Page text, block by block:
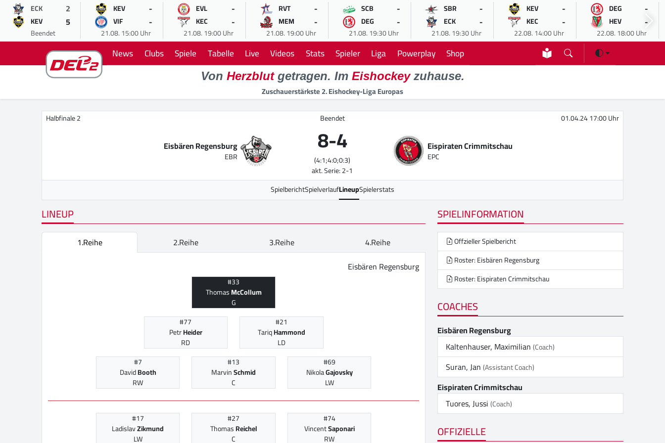
ECK 2
KEV 5
Beendet
KEV -
VIF -
21.08. 15:00 Uhr
EVL -
KEC -
21.08. 19:00 Uhr
RVT -
MEM -
21.08. 19:00 Uhr
SCB -
DEG -
21.08. 19:30 Uhr
SBR -
ECK -
21.08. 19:30 Uhr
KEV -
KEC -
22.08. 14:00 Uhr
DEG -
HEV -
22.08. 18:00 Uhr
News Clubs Spiele Tabelle Live Videos Stats Spieler Liga Powerplay Shop
Von Herzblutgetragen. Im Eishockeyzuhause.
Zuschauerstärkste 2. Eishockey-Liga Europas
Halbfinale 2 Beendet 01.04.24 17:00 Uhr
Eisbären Regensburg
EBR 8-4
(4:1;4:0;0:3)
akt. Serie: 2-1
Eispiraten Crimmitschau
EPC
SpielberichtSpielverlaufLineupSpielerstats
LINEUP
1.Reihe 2.Reihe 3.Reihe
4.Reihe
Eisbären Regensburg
#33
ThomasMcCollum
G
#77
PetrHeider
RD
#21
TariqHammond
LD
#7
DavidBooth
RW
#13
MarvinSchmid
C
#69
NikolaGajovsky
LW
#17
LadislavZikmund
LW
#27
ThomasReichel
C
#74
VincentSaponari
RW
SPIELINFORMATION
Offzieller Spielbericht
Roster: Eisbären Regensburg
Roster: Eispiraten Crimmitschau
COACHES
Eisbären Regensburg
Kaltenhauser, Maximilian(Coach)
Suran, Jan(Assistant Coach)
Eispiraten Crimmitschau
Tuores, Jussi(Coach)
OFFIZIELLE